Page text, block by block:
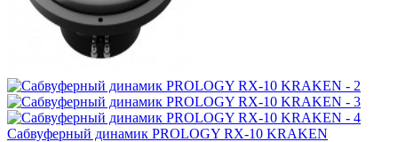
Сабвуферный динамик PROLOGY RX-10 KRAKEN